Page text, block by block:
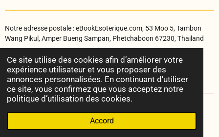
Ce site utilise des cookies afin d’améliorer votre
expérience utilisateur et vous proposer des
annonces personnalisées. En continuant d'utiliser
ce site, vous confirmez que vous acceptez notre
politique d’utilisation des cookies.
Accord
Notre adresse postale : eBookEsoterique.com, 53 Moo 5, Tambon
Wang Pikul, Amper Bueng Sampan, Phetchaboon 67230, Thailand
© 2022 - 2026 Radiesthésie & Esotérisme